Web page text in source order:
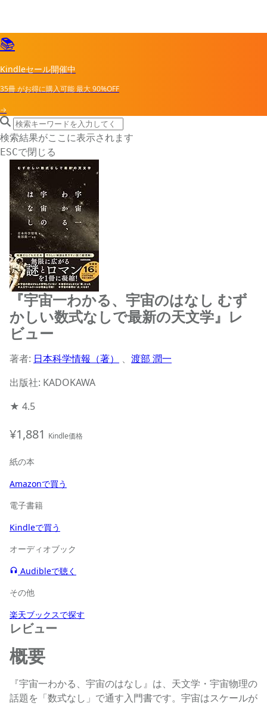
📚
Kindleセール開催中
35冊がお得に購入可能最大90%OFF
→
search icon
サイト内検索
検索結果がここに表示されます
ESCで閉じる
『宇宙一わかる、宇宙のはなし むず
かしい数式なしで最新の天文学』レ
ビュー
著者: 日本科学情報（著） 、 渡部 潤一
出版社: KADOKAWA
★ 4.5
¥1,881 Kindle価格
紙の本
Amazonで買う
電子書籍
Kindleで買う
オーディオブック
Audibleで聴く
その他
楽天ブックスで探す
レビュー
概要
『宇宙一わかる、宇宙のはなし』は、天文学・宇宙物理の
話題を「数式なし」で通す入門書です。宇宙はスケールが